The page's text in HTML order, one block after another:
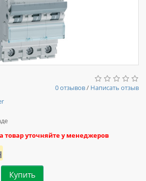
0 отзывов/ Написать отзыв
товар уточняйте у менеджеров
Купить